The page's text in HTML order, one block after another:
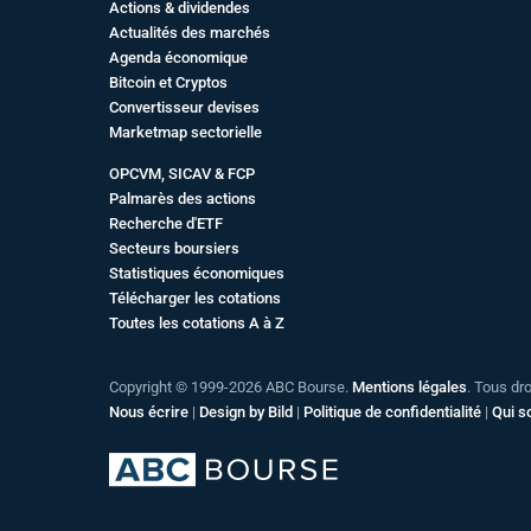
Actions & dividendes
Actualités des marchés
Agenda économique
Bitcoin et Cryptos
Convertisseur devises
Marketmap sectorielle
OPCVM, SICAV & FCP
Palmarès des actions
Recherche d'ETF
Secteurs boursiers
Statistiques économiques
Télécharger les cotations
Toutes les cotations A à Z
Copyright © 1999-2026 ABC Bourse. Mentions légales. Tous
Nous écrire | Design by Bild | Politique de confidentialité | Qui